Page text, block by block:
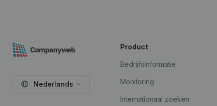
Nederlands
Product
Bedrijfsinformatie
Monitoring
Internationaal zoeken